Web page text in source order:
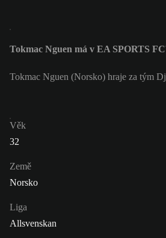
Tokmac Nguen má v EA SPORTS
Tokmac Nguen (Norsko) hraje za tým
Věk
32
Země
Norsko
Liga
Allsvenskan